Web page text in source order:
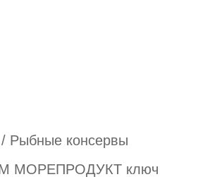
/ Рыбные консервы
МОРЕПРОДУКТ ключ